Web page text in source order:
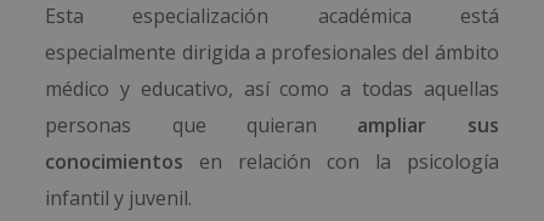
Esta especialización académica está
especialmente dirigida a profesionales del ámbito
médico y educativo, así como a todas aquellas
personas que quieran ampliar sus
conocimientos en relación con la psicología
infantil y juvenil.